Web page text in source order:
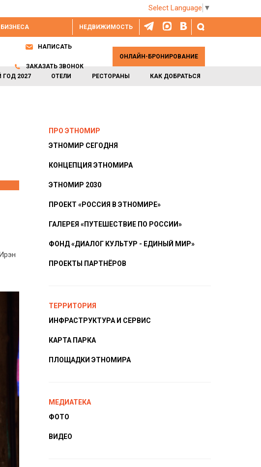
Select Language ▼
НЕДВИЖИМОСТЬ
ГОД 2027 ОТЕЛИ РЕСТОРАНЫ КАК ДОБРАТЬСЯ
НАПИСАТЬ
ЗАКАЗАТЬ ЗВОНОК
ОНЛАЙН-БРОНИРОВАНИЕ
ПРО ЭТНОМИР
ЭТНОМИР СЕГОДНЯ
КОНЦЕПЦИЯ ЭТНОМИРА
ЭТНОМИР 2030
ПРОЕКТ «РОССИЯ В ЭТНОМИРЕ»
ГАЛЕРЕЯ «ПУТЕШЕСТВИЕ ПО РОССИИ»
ФОНД «ДИАЛОГ КУЛЬТУР - ЕДИНЫЙ МИР»
ПРОЕКТЫ ПАРТНЁРОВ
ТЕРРИТОРИЯ
ИНФРАСТРУКТУРА И СЕРВИС
КАРТА ПАРКА
ПЛОЩАДКИ ЭТНОМИРА
МЕДИАТЕКА
ФОТО
ВИДЕО